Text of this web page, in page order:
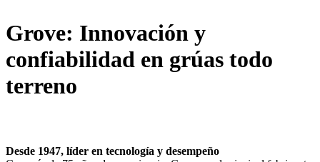
Grove: Innovación y
confiabilidad en grúas todo
terreno
Desde 1947, líder en tecnología y desempeño